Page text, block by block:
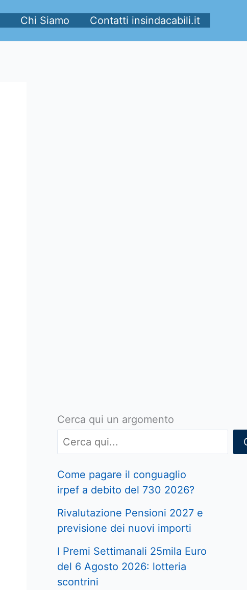
Chi Siamo Contatti insindacabili.it
Cerca qui un argomento
Come pagare il conguaglio
irpef a debito del 730 2026?
Rivalutazione Pensioni 2027 e
previsione dei nuovi importi
I Premi Settimanali 25mila Euro
del 6 Agosto 2026: lotteria
scontrini